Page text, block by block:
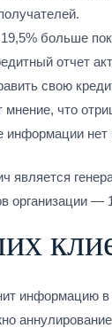
больше
отчет
свою
мнение, что
информации
является
организации —
информацию